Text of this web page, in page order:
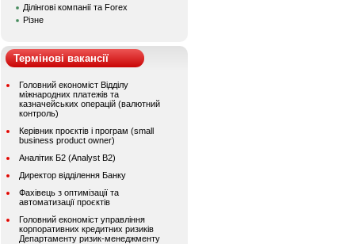
Ділінгові компанії та Forex
Різне
Термінові вакансії
Головний економіст Відділу
міжнародних платежів та
казначейських операцій (валютний
контроль)
Керівник проєктів і програм (small
business product owner)
Аналітик Б2 (Analyst B2)
Директор відділення Банку
Фахівець з оптимізації та
автоматизації проєктів
Головний економіст управління
корпоративних кредитних ризиків
Департаменту ризик-менеджменту